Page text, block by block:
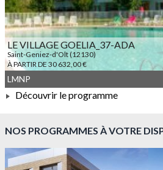
LE VILLAGE GOELIA_37-ADA
Saint-Geniez-d'Olt (12130)
À PARTIR DE 30 632,00 €
À PARTIR DE 30 632,00 €
LMNP
Découvrir le programme
NOS PROGRAMMES À VOTRE